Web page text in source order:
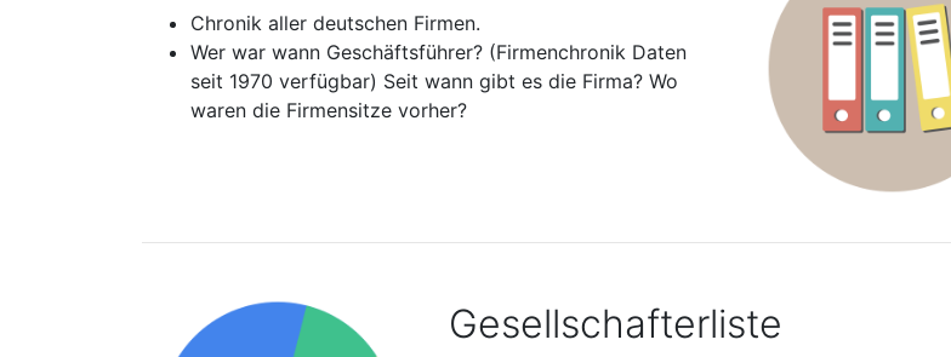
Chronik aller deutschen Firmen.
Wer war wann Geschäftsführer? (Firmenchronik Daten
seit 1970 verfügbar) Seit wann gibt es die Firma? Wo
waren die Firmensitze vorher?
Gesellschafterliste